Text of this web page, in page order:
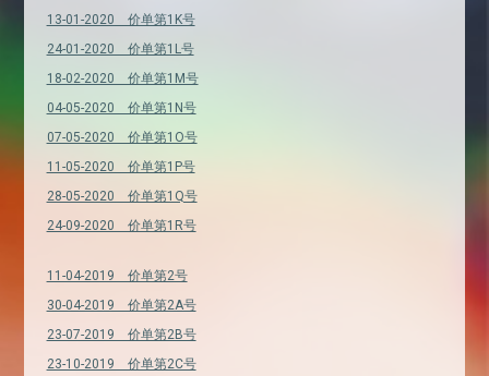
13-01-2020 价单第1K号
24-01-2020 价单第1L号
18-02-2020 价单第1M号
04-05-2020 价单第1N号
07-05-2020 价单第1O号
11-05-2020 价单第1P号
28-05-2020 价单第1Q号
24-09-2020 价单第1R号
11-04-2019 价单第2号
30-04-2019 价单第2A号
23-07-2019 价单第2B号
23-10-2019 价单第2C号